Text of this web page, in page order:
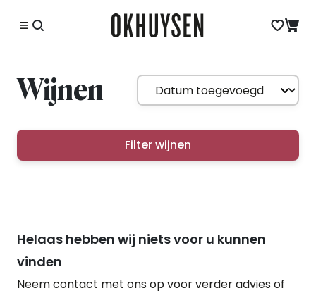
Wijnen
Filter wijnen
Helaas hebben wij niets voor u kunnen
vinden
Neem contact met ons op voor verder advies of